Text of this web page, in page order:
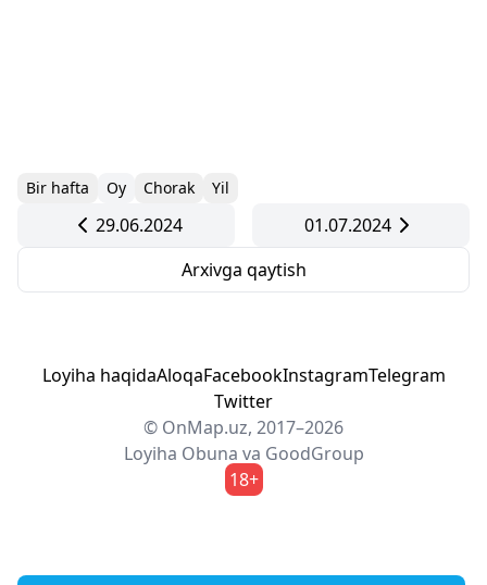
Bir hafta Oy Chorak Yil
29.06.2024
01.07.2024
Arxivga qaytish
Loyiha haqidaAloqaFacebookInstagramTelegram
Twitter
© OnMap.uz, 2017–2026
Loyiha Obuna va GoodGroup
18+